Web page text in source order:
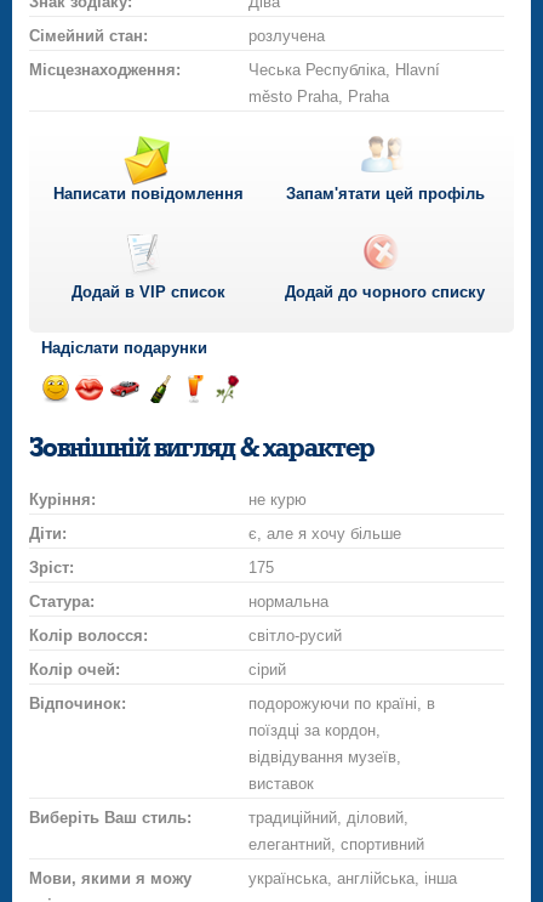
Сімейний стан:
розлучена
Місцезнаходження:
Чеська Республіка, Hlavní
město Praha, Praha
Написати повідомлення Запам'ятати цей профіль
Додай в VIP список Додай до чорного списку
Надіслати подарунки
посмішкупоцілунок
на
автомобілі
шампанське
троянду
Зовнішній вигляд & характер
Куріння:
не курю
Діти:
є, але я хочу більше
Зріст:
175
Статура:
нормальна
Колір волосся:
світло-русий
Колір очей:
сірий
Відпочинок:
подорожуючи по країні, в
поїздці за кордон,
відвідування музеїв,
виставок
Виберіть Ваш стиль:
традиційний, діловий,
елегантний, спортивний
Мови, якими я можу
українська, англійська, інша